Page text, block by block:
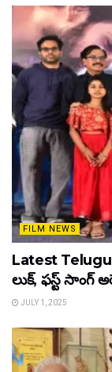
FILM NEWS
Latest Telugu
లుక్, ఫస్ట్ సాంగ్
JULY 1, 2025